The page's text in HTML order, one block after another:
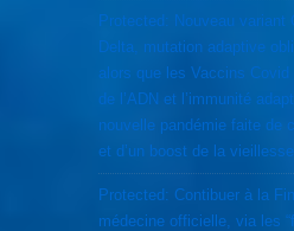
Protected: Nouveau variant
Delta, mutation adaptive
alors que les Vaccins Covid
de l’ADN et l’immunité
nouvelle pandémie faite de
et d’un boost de la
Protected: Contibuer à la
médecine officielle, via les